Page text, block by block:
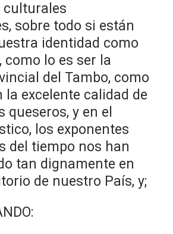
culturales
sobre todo si están
identidad como
como lo es ser la
del Tambo, como
la excelente calidad de
queseros, y en el
los exponentes
del tiempo nos han
tan dignamente en
de nuestro País, y;